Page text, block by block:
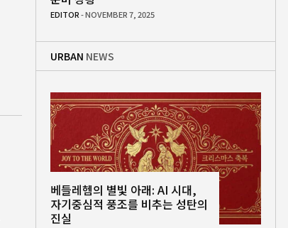
EDITOR- NOVEMBER 7, 2025
URBAN NEWS
베들레헴의 별빛 아래: AI 시대,
자기중심적 풍조를 비추는 성탄의
진실